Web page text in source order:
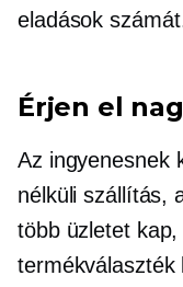
eladások
Érjen el
Az ingyenesnek
nélküli szállítás,
több üzletet
termékválaszték